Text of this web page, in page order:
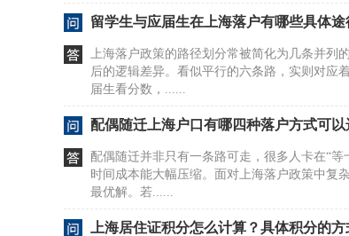
留学生与应届生在上海落户有哪些具体途
上海落户政策的路径划分常被简化为几条并列
后的逻辑差异。看似平行的六条路，实则对应
届生看分数，......
配偶随迁上海户口有哪四种落户方式可以
配偶随迁并非只有一条路可走，很多人卡在“等
时间成本能大幅压缩。面对上海落户政策中复
最优解。若......
上海居住证积分怎么计算？具体积分的